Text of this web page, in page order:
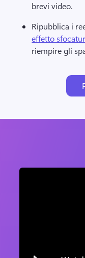
brevi video.
Ripubblica i
effetto
riempire gli